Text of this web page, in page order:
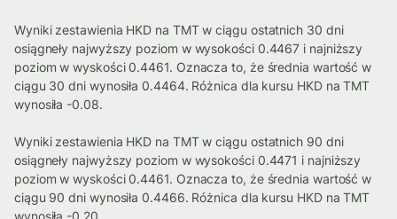
Wyniki zestawienia HKD na TMT w ciągu ostatnich 30 dni
osiągneły najwyższy poziom w wysokości 0.4467 i najniższy
poziom w wyskości 0.4461. Oznacza to, że średnia wartość w
ciągu 30 dni wynosiła 0.4464. Różnica dla kursu HKD na TMT
wynosiła -0.08.
Wyniki zestawienia HKD na TMT w ciągu ostatnich 90 dni
osiągneły najwyższy poziom w wysokości 0.4471 i najniższy
poziom w wyskości 0.4461. Oznacza to, że średnia wartość w
ciągu 90 dni wynosiła 0.4466. Różnica dla kursu HKD na TMT